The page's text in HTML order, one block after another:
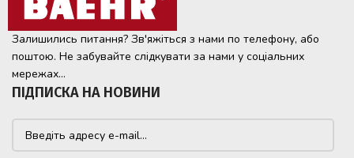
Залишились питання? Зв'яжіться з нами по телефону, або
поштою. Не забувайте слідкувати за нами у соціальних
мережах...
ПІДПИСКА НА НОВИНИ